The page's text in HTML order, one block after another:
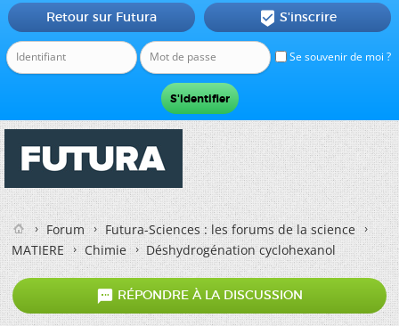
Se souvenir de moi ?
Retour sur Futura  S'inscrire
Forum
Futura-Sciences : les forums de la science
MATIERE
Chimie Déshydrogénation cyclohexanol
 RÉPONDRE À LA DISCUSSION